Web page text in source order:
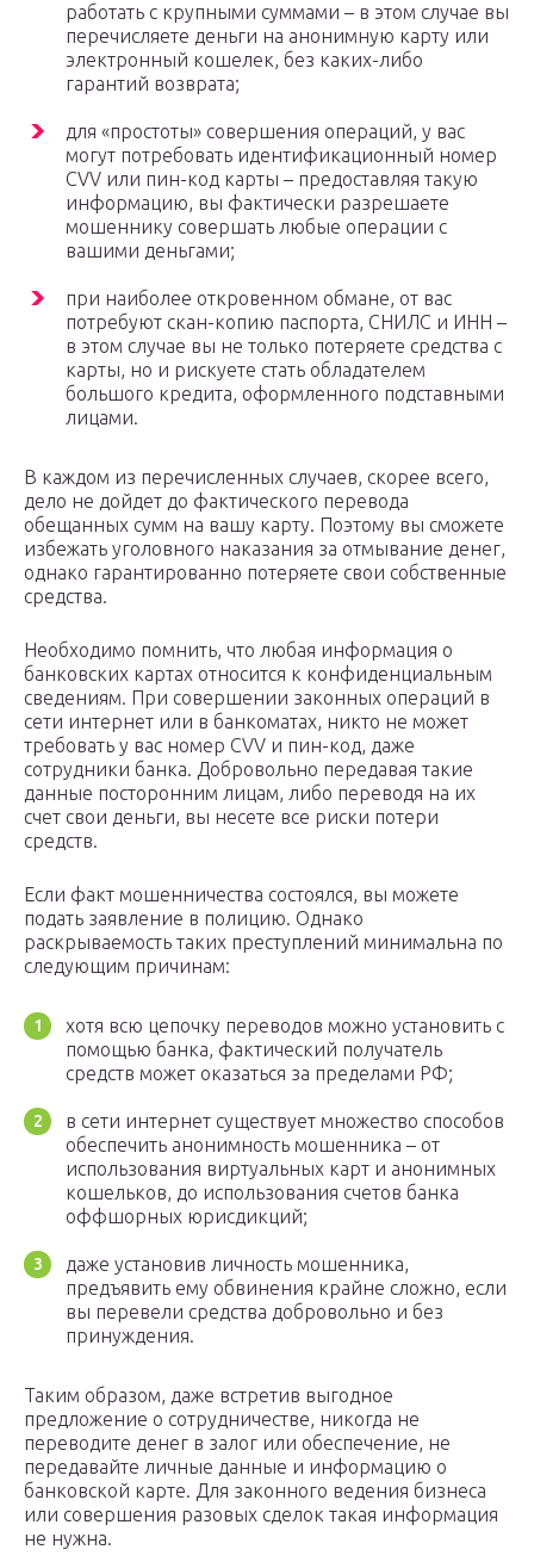
работать с крупными суммами – в этом случае вы
перечисляете деньги на анонимную карту или
электронный кошелек, без каких-либо
гарантий возврата;
для «простоты» совершения операций, у вас
могут потребовать идентификационный номер
CVV или пин-код карты – предоставляя такую
информацию, вы фактически разрешаете
мошеннику совершать любые операции с
вашими деньгами;
при наиболее откровенном обмане, от вас
потребуют скан-копию паспорта, СНИЛС и ИНН –
в этом случае вы не только потеряете средства с
карты, но и рискуете стать обладателем
большого кредита, оформленного подставными
лицами.
В каждом из перечисленных случаев, скорее всего,
дело не дойдет до фактического перевода
обещанных сумм на вашу карту. Поэтому вы сможете
избежать уголовного наказания за отмывание денег,
однако гарантированно потеряете свои собственные
средства.
Необходимо помнить, что любая информация о
банковских картах относится к конфиденциальным
сведениям. При совершении законных операций в
сети интернет или в банкоматах, никто не может
требовать у вас номер CVV и пин-код, даже
сотрудники банка. Добровольно передавая такие
данные посторонним лицам, либо переводя на их
счет свои деньги, вы несете все риски потери
средств.
Если факт мошенничества состоялся, вы можете
подать заявление в полицию. Однако
раскрываемость таких преступлений минимальна по
следующим причинам:
хотя всю цепочку переводов можно установить с
помощью банка, фактический получатель
средств может оказаться за пределами РФ;
в сети интернет существует множество способов
обеспечить анонимность мошенника – от
использования виртуальных карт и анонимных
кошельков, до использования счетов банка
оффшорных юрисдикций;
даже установив личность мошенника,
предъявить ему обвинения крайне сложно, если
вы перевели средства добровольно и без
принуждения.
Таким образом, даже встретив выгодное
предложение о сотрудничестве, никогда не
переводите денег в залог или обеспечение, не
передавайте личные данные и информацию о
банковской карте. Для законного ведения бизнеса
или совершения разовых сделок такая информация
не нужна.